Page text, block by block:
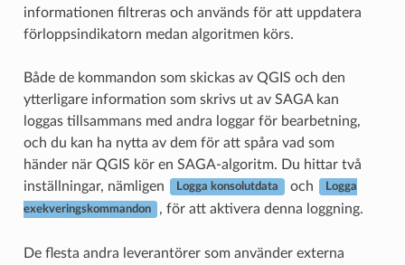
informationen filtreras och används för att uppdatera
förloppsindikatorn medan algoritmen körs.
Både de kommandon som skickas av QGIS och den
ytterligare information som skrivs ut av SAGA kan
loggas tillsammans med andra loggar för bearbetning,
och du kan ha nytta av dem för att spåra vad som
händer när QGIS kör en SAGA-algoritm. Du hittar två
inställningar, nämligen
Logga konsolutdata och Logga
exekveringskommandon , för att aktivera denna loggning.
De flesta andra leverantörer som använder externa